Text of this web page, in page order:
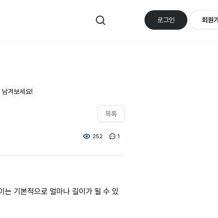
로그인 회원
겨보세요!
목록
252 1
기본적으로 얼마나 길이가 될 수 있